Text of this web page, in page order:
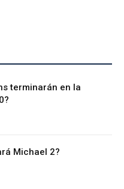
terminarán en la
Michael 2?